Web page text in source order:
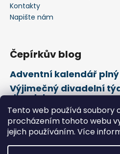
Tento web používá soubory
procházením tohoto webu
jejich používáním. Více
Kontakty
Napište nám
Čepírkův blog
Adventní kalendář
Výjimečný divadelní
divadel
21. února Mezinárodní
jazyka
Vytvořil